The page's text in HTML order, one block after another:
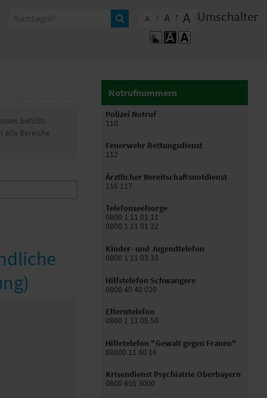
A A A
Kontrast-Umschalter
befüllt.
alle Bereiche
Notrufnummern
Polizei Notruf
110
Feuerwehr Rettungsdienst
112
Ärztlicher Bereitschaftsnotdienst
116 117
Telefonseelsorge
0800 1 11 01 11
0800 1 11 01 22
Kinder- und Jugendtelefon
0800 1 11 03 33
Hilfstelefon Schwangere
0800 40 40 020
Elterntelefon
0800 1 11 05 50
Hilfetelefon "Gewalt gegen Frauen"
08000 11 60 16
Krisendienst Psychiatrie Oberbayern
0800 655 3000